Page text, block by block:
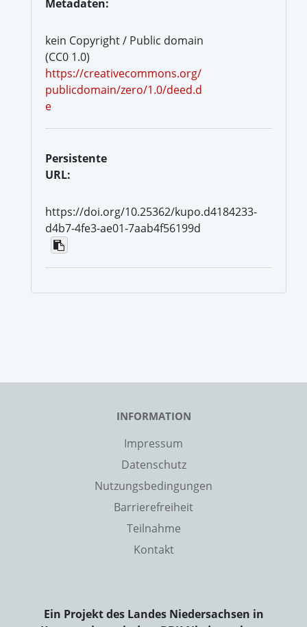
Metadaten:
kein Copyright / Public domain
(CC0 1.0)
https://creativecommons.org/
publicdomain/zero/1.0/deed.d
e
Persistente
URL:
https://doi.org/10.25362/kupo.d4184233-
d4b7-4fe3-ae01-7aab4f56199d
INFORMATION
Impressum
Datenschutz
Nutzungsbedingungen
Barrierefreiheit
Teilnahme
Kontakt
Ein Projekt des Landes Niedersachsen in